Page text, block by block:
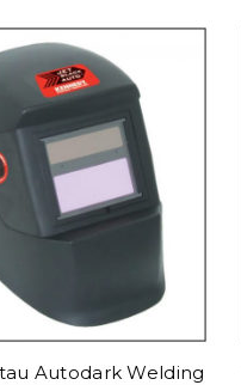
Autodark Welding